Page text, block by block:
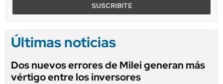
SUSCRIBITE
Últimas noticias
Dos nuevos errores de Milei generan más
vértigo entre los inversores